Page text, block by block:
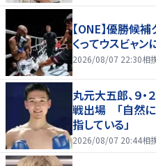
【ONE】優勝候
くってウスビャン
2026/08/07 22:30相
丸元大五郎、９
戦出場 「自然に
指している」
2026/08/07 20:44相